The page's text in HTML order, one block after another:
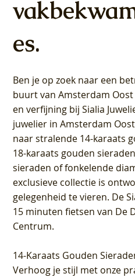
es.
Ben je op zoek naar een
buurt van Amsterdam Oost
en verfijning bij Sialia
juwelier in Amsterdam Oost
naar stralende 14-karaats
18-karaats gouden
sieraden of fonkelende
exclusieve collectie is
gelegenheid te vieren. De
15 minuten fietsen van De
Centrum.
14-Karaats Gouden
Verhoog je stijl met onze